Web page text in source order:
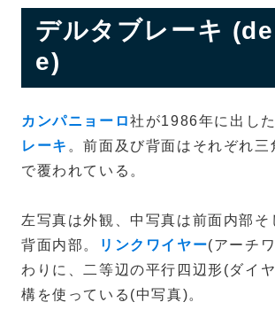
デルタブレーキ
e)
カンパニョーロ社が1986年に出し
レーキ 。前面及び背面はそれぞれ三
で覆われている。
左写真は外観、中写真は前面内部そ
背面内部。
リンクワイヤー(アーチ
わりに、二等辺の平行四辺形(ダイ
構を使っている(中写真)。